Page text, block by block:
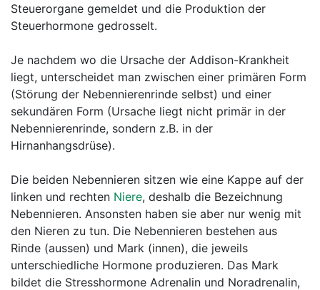
Steuerorgane gemeldet und die Produktion der
Steuerhormone gedrosselt.
Je nachdem wo die Ursache der Addison-Krankheit
liegt, unterscheidet man zwischen einer primären Form
(Störung der Nebennierenrinde selbst) und einer
sekundären Form (Ursache liegt nicht primär in der
Nebennierenrinde, sondern z.B. in der
Hirnanhangsdrüse).
Die beiden Nebennieren sitzen wie eine Kappe auf der
linken und rechten Niere, deshalb die Bezeichnung
Nebennieren. Ansonsten haben sie aber nur wenig mit
den Nieren zu tun. Die Nebennieren bestehen aus
Rinde (aussen) und Mark (innen), die jeweils
unterschiedliche Hormone produzieren. Das Mark
bildet die Stresshormone Adrenalin und Noradrenalin,